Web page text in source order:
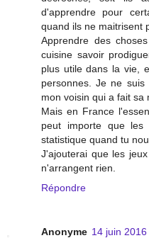
d'apprendre pour
quand ils ne maitrisent
Apprendre des
cuisine savoir
plus utile dans la vie,
personnes. Je ne
mon voisin qui a fait sa
Mais en France
peut importe que les
statistique quand tu
J'ajouterai que les
n'arrangent rien.
Répondre
Anonyme 14 juin